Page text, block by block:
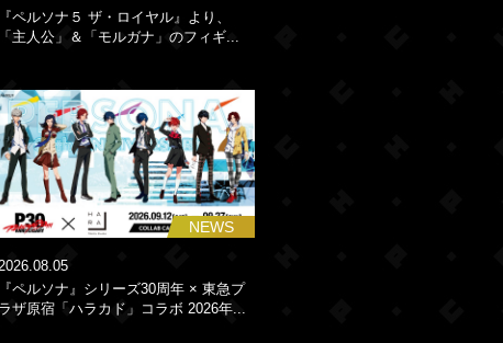
『ペルソナ５ ザ・ロイヤル』より、
「主人公」＆「モルガナ」のフィギ...
NEWS
『ペルソナ』シリーズ30周年 × 東急プ
ラザ原宿「ハラカド」コラボ 2026年...